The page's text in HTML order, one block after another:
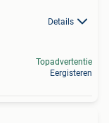
Details
Topadvertentie
Eergisteren